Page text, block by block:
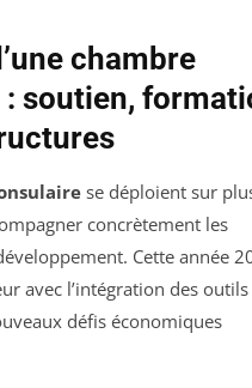
chambre
soutien,
se déploient sur
concrètement les
Cette année
avec l’intégration des outils
défis économiques